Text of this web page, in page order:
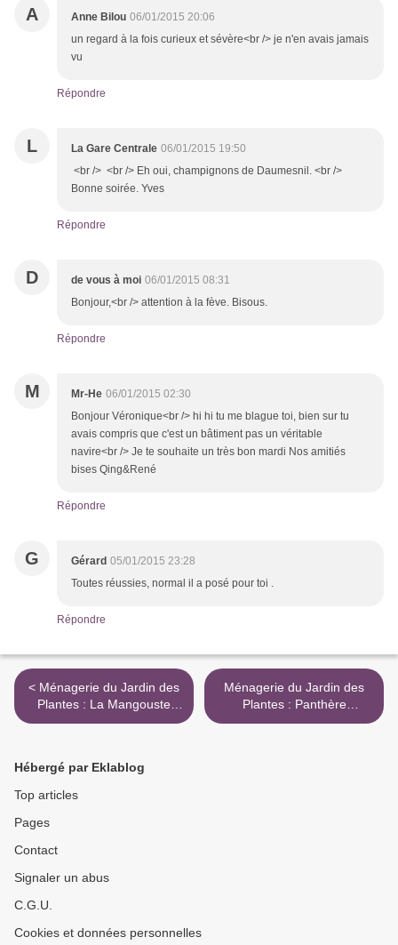
A Anne Bilou 06/01/2015 20:06
un regard à la fois curieux et sévère<br /> je n'en avais jamais
vu
Répondre
L La Gare Centrale 06/01/2015 19:50
<br /> <br /> Eh oui, champignons de Daumesnil. <br />
Bonne soirée. Yves
Répondre
D de vous à moi 06/01/2015 08:31
Bonjour,<br /> attention à la fève. Bisous.
Répondre
M Mr-He 06/01/2015 02:30
Bonjour Véronique<br /> hi hi tu me blague toi, bien sur tu
avais compris que c'est un bâtiment pas un véritable
navire<br /> Je te souhaite un très bon mardi Nos amitiés
bises Qing&René
Répondre
G Gérard 05/01/2015 23:28
Toutes réussies, normal il a posé pour toi .
Répondre
< Ménagerie du Jardin des
Plantes : La Mangouste
Fauve (ou jaune)
Ménagerie du Jardin des
Plantes : Panthère
Longibande >
Hébergé par Eklablog
Top articles
Pages
Contact
Signaler un abus
C.G.U.
Cookies et données personnelles